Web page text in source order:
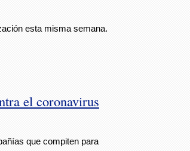
esta misma semana.
el coronavirus
que compiten para